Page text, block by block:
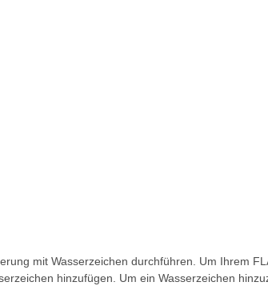
mit Wasserzeichen durchführen. Um Ihrem
hinzufügen. Um ein Wasserzeichen